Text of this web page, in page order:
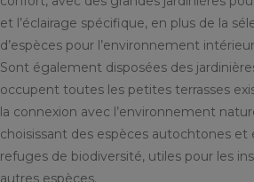
et l’éclairage spécifique, en plus de la
d’espèces pour l’environnement
Sont également disposées des
occupent toutes les petites terrasses
la connexion avec l’environnement
choisissant des espèces autochtones
refuges de biodiversité, utiles pour les
autres espèces.